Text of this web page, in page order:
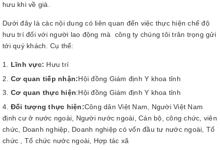
hưu khi về già.
Dưới đây là các nội dung có liên quan đến việc thực hiện chế độ
hưu trí đối với người lao động mà công ty chúng tôi trân trọng gửi
tới quý khách. Cụ thể:
Lĩnh vực: Hưu trí
Cơ quan tiếp nhận:Hội đồng Giám định Y khoa tỉnh
Cơ quan thực hiện:Hội đồng Giám định Y khoa tỉnh
Đối tượng thực hiện:Công dân Việt Nam, Người Việt Nam
định cư ở nước ngoài, Người nước ngoài, Cán bộ, công chức, viên
chức, Doanh nghiệp, Doanh nghiệp có vốn đầu tư nước ngoài, Tổ
chức , Tổ chức nước ngoài, Hợp tác xã